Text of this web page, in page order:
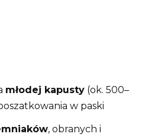
młodej kapusty (ok. 500–
w paski
, obranych i